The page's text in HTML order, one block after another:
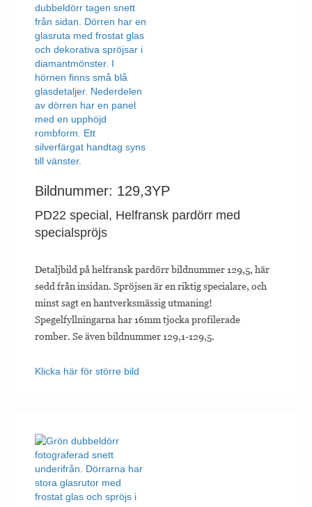
Bildnummer: 129,3YP
PD22 special, Helfransk pardörr med
specialspröjs
Detaljbild på helfransk pardörr bildnummer 129,5, här
sedd från insidan. Spröjsen är en riktig specialare, och
minst sagt en hantverksmässig utmaning!
Spegelfyllningarna har 16mm tjocka profilerade
romber. Se även bildnummer 129,1-129,5.
Klicka här för större bild